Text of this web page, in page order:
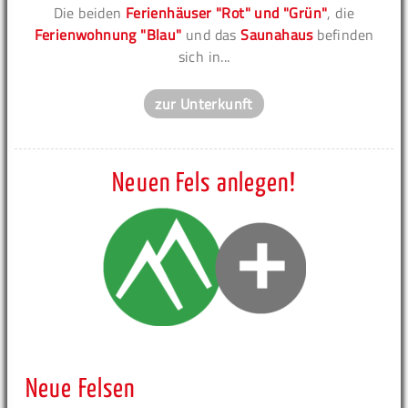
Die beiden Ferienhäuser "Rot" und "Grün", die
Ferienwohnung "Blau" und dasSaunahausbefinden
sich in...
zur Unterkunft
Neuen Fels anlegen!
Neue Felsen